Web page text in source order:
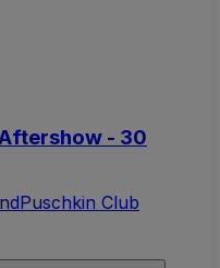
- 30
Puschkin Club